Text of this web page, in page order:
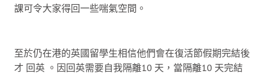
課可令大家得回一些喘氣空間。
至於仍在港的英國留學生相信他們會在復活節假期完結後
才 回英 。因回英需要自我隔離10 天，當隔離10 天完結